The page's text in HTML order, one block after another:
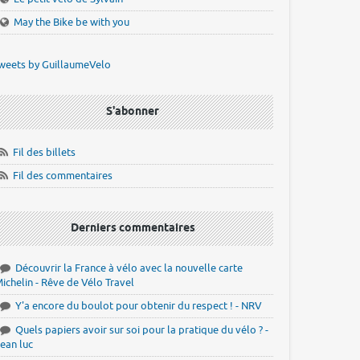
May the Bike be with you
by GuillaumeVelo
S'abonner
Fil des billets
Fil des commentaires
Derniers commentaires
Découvrir la France à vélo avec la nouvelle carte
- Rêve de Vélo Travel
Y'a encore du boulot pour obtenir du respect ! - NRV
Quels papiers avoir sur soi pour la pratique du vélo ? -
luc